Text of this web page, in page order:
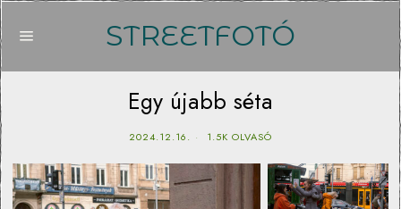
STREETFOTÓ
Egy újabb séta
2024.12.16. 1.5K OLVASÓ